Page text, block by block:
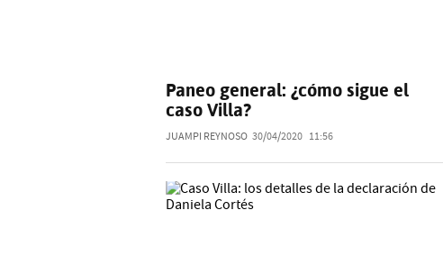
Paneo general: ¿cómo sigue el
caso Villa?
JUAMPI REYNOSO 30/04/2020 11:56